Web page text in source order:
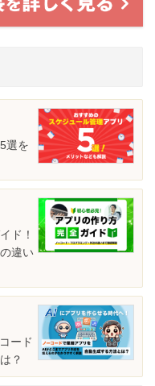
選を
ド！
違い
ード
？